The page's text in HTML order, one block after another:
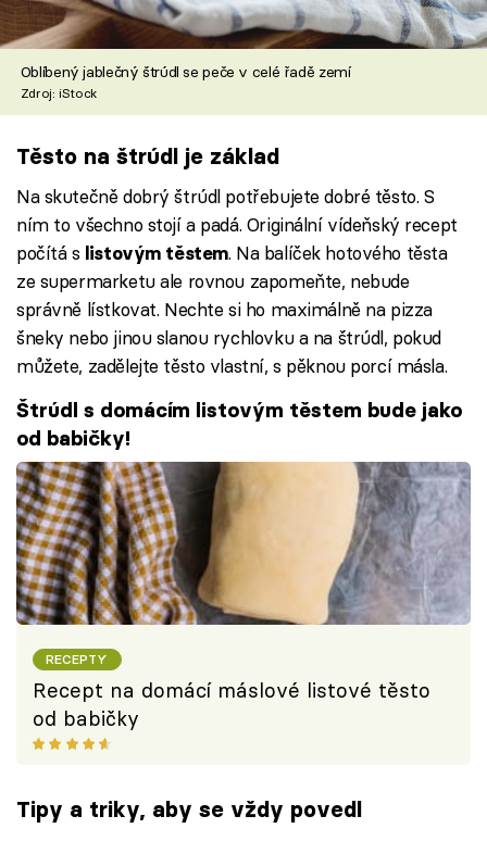
Oblíbený jablečný štrúdl se peče v celé řadě zemí
Zdroj: iStock
Těsto na štrúdl je základ
Na skutečně dobrý štrúdl potřebujete dobré těsto. S
ním to všechno stojí a padá. Originální vídeňský recept
počítá s listovým těstem. Na balíček hotového těsta
ze supermarketu ale rovnou zapomeňte, nebude
správně lístkovat. Nechte si ho maximálně na pizza
šneky nebo jinou slanou rychlovku a na štrúdl, pokud
můžete, zadělejte těsto vlastní, s pěknou porcí másla.
Štrúdl s domácím listovým těstem bude jako
od babičky!
RECEPTY
Recept na domácí máslové listové těsto
od babičky
Tipy a triky, aby se vždy povedl